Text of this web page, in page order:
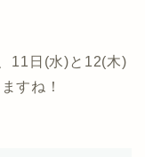
11日(水)と12(木)
すね！